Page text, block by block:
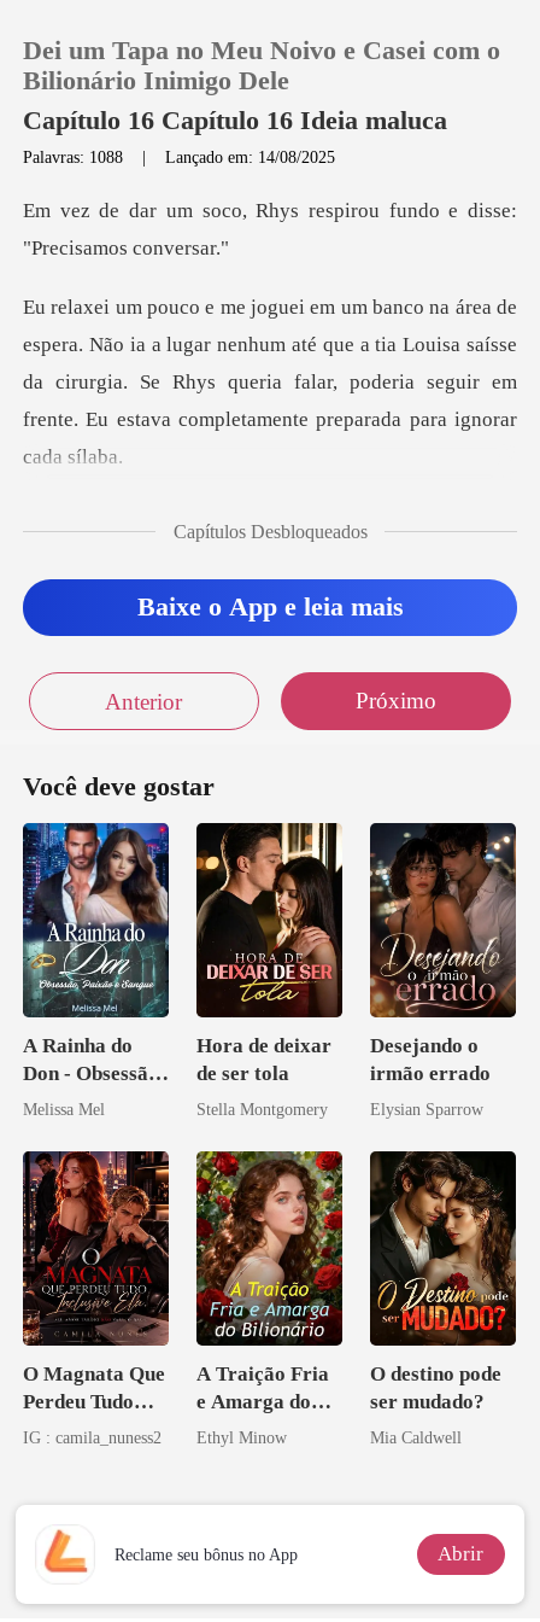
Loja
Histórico
Sair
Baixar App
Dei um Tapa no Meu Noivo e Casei com o
Bilionário Inimigo Dele
Capítulo 16 Capítulo 16 Ideia maluca
Palavras: 1088 |Lançado em: 14/08/2025
ys respirou fundo e disse
nenhum até que a tia Louisa saísse
da cirurgia. Se Rhys queria falar, poderi
Capítulos Desbloqueados
Baixe o App e leia mais
Anterior Próximo
Você deve gostar
A Rainha do
Don - Obsessão,
Paixão e Sangue
Melissa Mel
Hora de deixar
de ser tola
Stella Montgomery
Desejando o
irmão errado
Elysian Sparrow
O Magnata Que
Perdeu Tudo
Inclusive Ela
IG : camila_nuness2
A Traição Fria
e Amarga do
Bilionário
Ethyl Minow
O destino pode
ser mudado?
Mia Caldwell
Reclame seu bônus no App Abrir